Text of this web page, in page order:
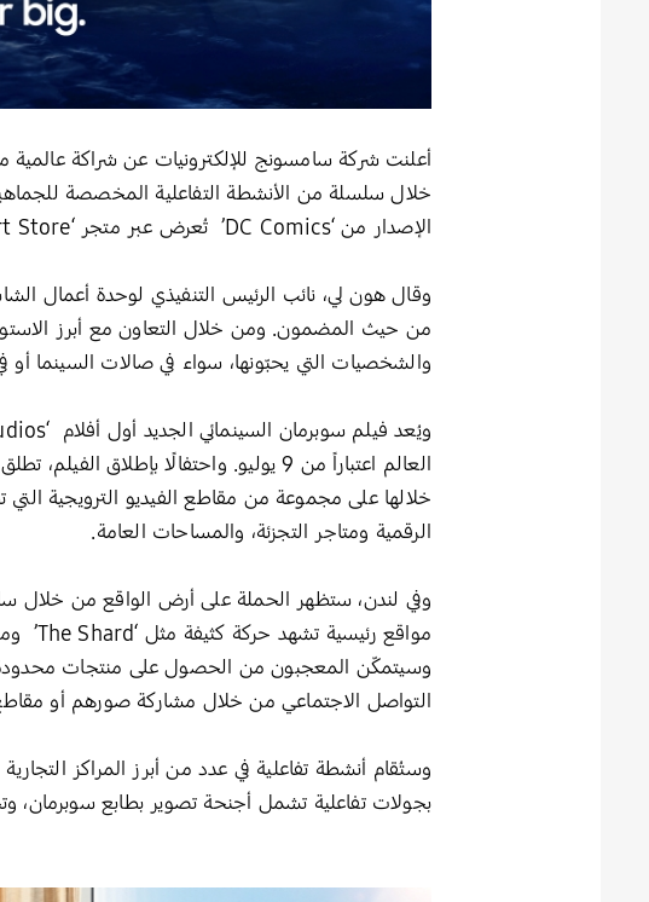
خلال سلسلة من الأنشطة التفاعلية المخصصة
الإصدار من ‘DC Comics’ تُعرض عبر متجر ‘Samsung Art Store’.
وقال هون لي، نائب الرئيس التنفيذي لوحدة أعمال
من حيث المضمون. ومن خلال التعاون مع أبرز
والشخصيات التي يحبّونها، سواء في صالات السينما أو
خلالها على مجموعة من مقاطع الفيديو الترويجية التي
الرقمية ومتاجر التجزئة، والمساحات العامة.
مواقع رئيسية تشهد حركة كثيفة مثل ‘The Shard’ ومحطة ‘Kings Cross’.
وسيتمكّن المعجبون من الحصول على منتجات محدودة
التواصل الاجتماعي من خلال مشاركة صورهم أو مقاطع
وستُقام أنشطة تفاعلية في عدد من أبرز المراكز
بجولات تفاعلية تشمل أجنحة تصوير بطابع